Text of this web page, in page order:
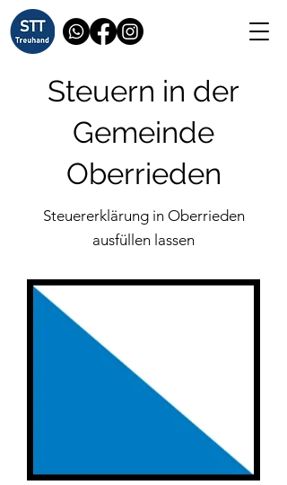
Steuern in der
Gemeinde
Oberrieden
Steuererklärung in Oberrieden
ausfüllen lassen